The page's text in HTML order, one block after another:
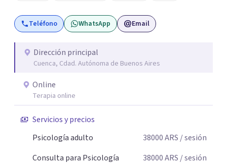
Teléfono WhatsApp Email
Dirección principal
Cuenca, Cdad. Autónoma de Buenos Aires
Online
Terapia online
Servicios y precios
Psicología adulto
38000ARS / sesión
Consulta para Psicología
38000ARS / sesión